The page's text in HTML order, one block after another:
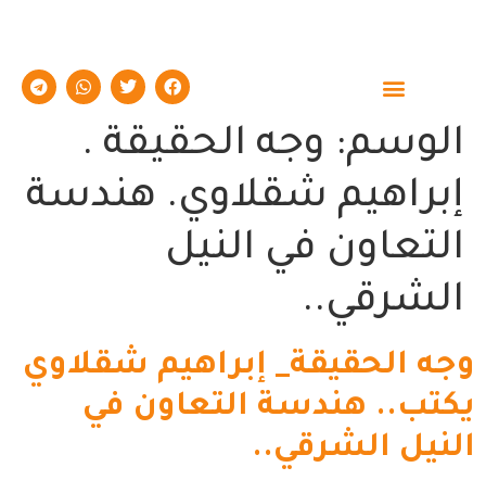
الوسم: وجه الحقيقة .
إبراهيم شقلاوي. هندسة
التعاون في النيل
الشرقي..
وجه الحقيقة_ إبراهيم شقلاوي
يكتب.. هندسة التعاون في
النيل الشرقي..